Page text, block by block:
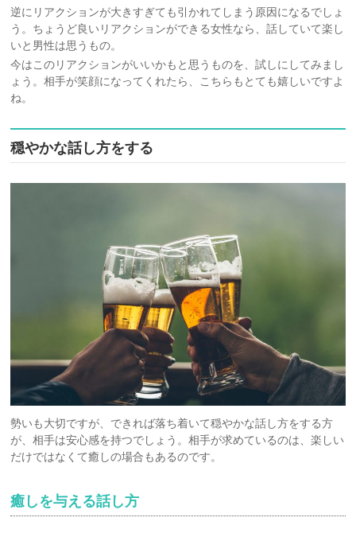
逆にリアクションが大きすぎても引かれてしまう原因になるでしょ
う。ちょうど良いリアクションができる女性なら、話していて楽し
いと男性は思うもの。
今はこのリアクションがいいかもと思うものを、試しにしてみまし
ょう。相手が笑顔になってくれたら、こちらもとても嬉しいですよ
ね。
穏やかな話し方をする
勢いも大切ですが、できれば落ち着いて穏やかな話し方をする方
が、相手は安心感を持つでしょう。相手が求めているのは、楽しい
だけではなくて癒しの場合もあるのです。
癒しを与える話し方